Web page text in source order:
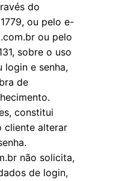
do
ou pelo e-
ou pelo
sobre o uso
login e senha,
de
constitui
cliente alterar
não solicita,
de login,